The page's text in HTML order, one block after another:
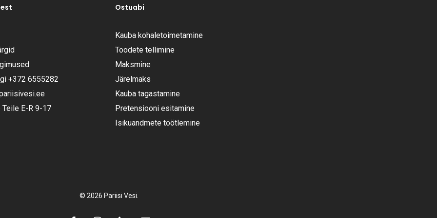
+372 6555282
Teile E-R 9-17
Ostuabi
Kauba kohaletoimetamine
Toodete tellimine
Maksmine
Järelmaks
Kauba tagastamine
Pretensiooni esitamine
Isikuandmete töötlemine
© 2026 Pariisi Vesi.